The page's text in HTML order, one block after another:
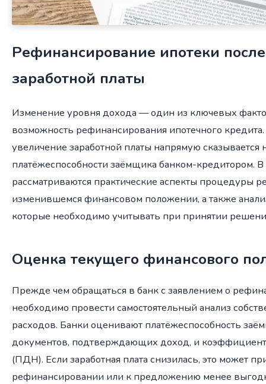
Рефинансирование ипотеки
заработной платы
Изменение уровня дохода — один из ключевых
возможность рефинансирования ипотечного
увеличение заработной платы напрямую сказывается
платёжеспособности заёмщика банком-кредитором. В
рассматриваются практические аспекты процедуры
изменившемся финансовом положении, а также
которые необходимо учитывать при принятии
Оценка текущего финансового
Прежде чем обращаться в банк с заявлением о
необходимо провести самостоятельный анализ
расходов. Банки оценивают платёжеспособность
документов, подтверждающих доход, и
(ПДН). Если заработная плата снизилась, это может
рефинансировании или к предложению менее